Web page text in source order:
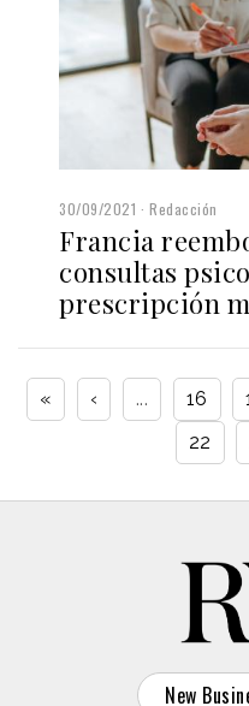
30/09/2021 Redacción
Francia
consultas
prescripción
« ‹ ... 16
22
New